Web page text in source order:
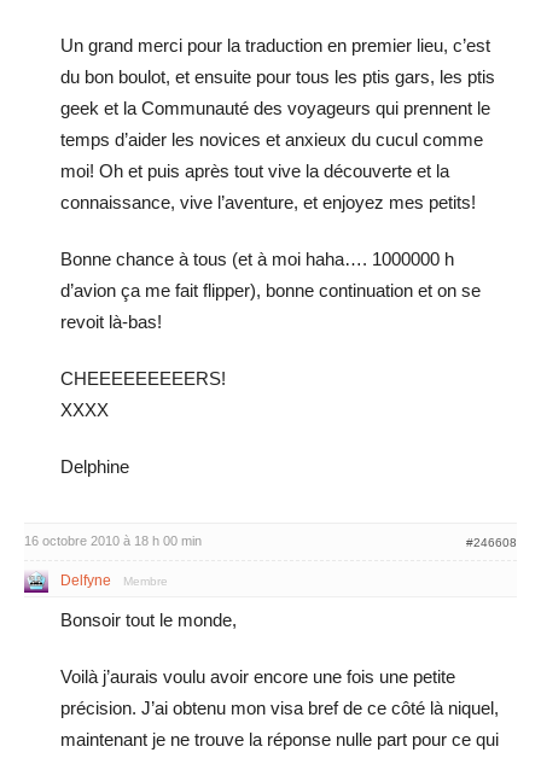
Un grand merci pour la traduction en premier lieu, c’est
du bon boulot, et ensuite pour tous les ptis gars, les ptis
geek et la Communauté des voyageurs qui prennent le
temps d’aider les novices et anxieux du cucul comme
moi! Oh et puis après tout vive la découverte et la
connaissance, vive l’aventure, et enjoyez mes petits!
Bonne chance à tous (et à moi haha…. 1000000 h
d’avion ça me fait flipper), bonne continuation et on se
revoit là-bas!
CHEEEEEEEEERS!
XXXX
Delphine
16 octobre 2010 à 18 h 00 min #246608
Delfyne Membre
Bonsoir tout le monde,
Voilà j’aurais voulu avoir encore une fois une petite
précision. J’ai obtenu mon visa bref de ce côté là niquel,
maintenant je ne trouve la réponse nulle part pour ce qui